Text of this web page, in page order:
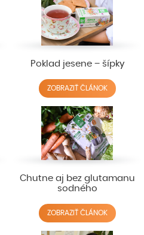
Poklad jesene – šípky
ZOBRAZIŤ ČLÁNOK
Chutne aj bez glutamanu
sodného
ZOBRAZIŤ ČLÁNOK